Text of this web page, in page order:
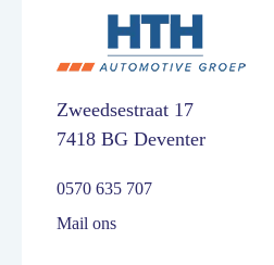
Zweedsestraat 17
7418 BG Deventer
0570 635 707
Mail ons